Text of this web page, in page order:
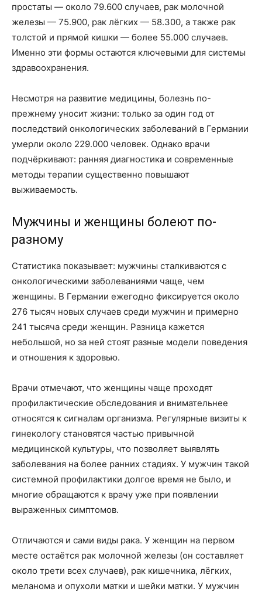
простаты — около 79.600 случаев, рак молочной
железы — 75.900, рак лёгких — 58.300, а также рак
толстой и прямой кишки — более 55.000 случаев.
Именно эти формы остаются ключевыми для системы
здравоохранения.
Несмотря на развитие медицины, болезнь по-
прежнему уносит жизни: только за один год от
последствий онкологических заболеваний в Германии
умерли около 229.000 человек. Однако врачи
подчёркивают: ранняя диагностика и современные
методы терапии существенно повышают
выживаемость.
Мужчины и женщины болеют по-
разному
Статистика показывает: мужчины сталкиваются с
онкологическими заболеваниями чаще, чем
женщины. В Германии ежегодно фиксируется около
276 тысяч новых случаев среди мужчин и примерно
241 тысяча среди женщин. Разница кажется
небольшой, но за ней стоят разные модели поведения
и отношения к здоровью.
Врачи отмечают, что женщины чаще проходят
профилактические обследования и внимательнее
относятся к сигналам организма. Регулярные визиты к
гинекологу становятся частью привычной
медицинской культуры, что позволяет выявлять
заболевания на более ранних стадиях. У мужчин такой
системной профилактики долгое время не было, и
многие обращаются к врачу уже при появлении
выраженных симптомов.
Отличаются и сами виды рака. У женщин на первом
месте остаётся рак молочной железы (он составляет
около трети всех случаев), рак кишечника, лёгких,
меланома и опухоли матки и шейки матки. У мужчин